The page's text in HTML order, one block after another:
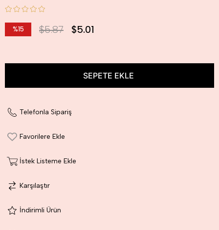
%15
$5.87 $5.01
Telefonla Sipariş
Favorilere Ekle
İstek Listeme Ekle
Karşılaştır
İndirimli Ürün